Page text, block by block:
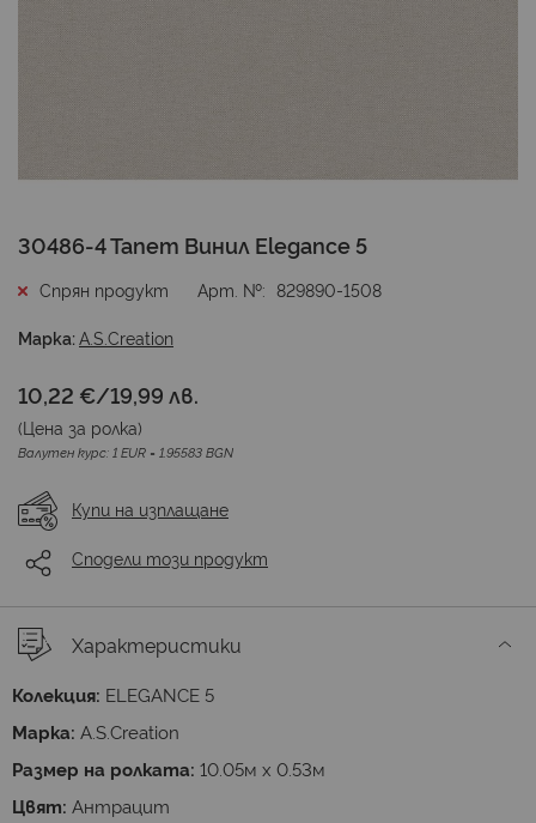
Преминете
началото
галерия
снимки
30486-4 Тапет Винил Elegance 5
Спрян продукт Арт. № 829890-1508
Марка:A.S.Creation
10,22 €/19,99 лв.
(Цена за ролка)
Валутен курс: 1 EUR = 1.95583 BGN
Купи на изплащане
Сподели този продукт
Характеристики
Колекция: ELEGANCE 5
Марка: A.S.Creation
Размер на ролката: 10.05м х 0.53м
Цвят: Антрацит